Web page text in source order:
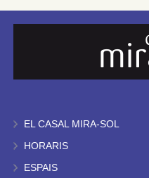
EL CASAL MIRA-SOL
HORARIS
ESPAIS